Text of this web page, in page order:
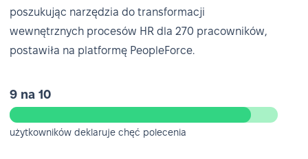
poszukując narzędzia do transformacji
wewnętrznych procesów HR dla 270 pracowników,
postawiła na platformę PeopleForce.
9 na 10
użytkowników deklaruje chęć polecenia